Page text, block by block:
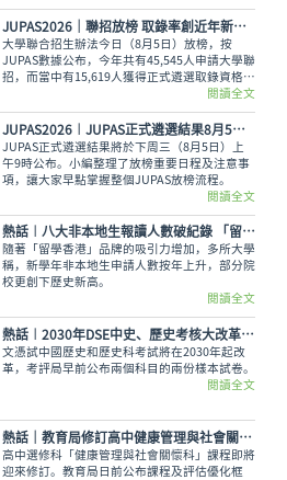
的升學講座，除了介紹兩地熱門課程，也會簡介
簽證及生活費等重要資訊。
JUPAS2026｜聯招放榜 取錄率創近年新低 同學宜尋求聯招以外出路
大學聯合招生辦法今日（8月5日）放榜，按
JUPAS數據公布，今年共有45,545人申請大學聯
招，而當中有15,619人獲得正式遴選取錄資格，
佔整體申請人數僅34.29%，創下近年新低。即
使如此，未獲錄取的同學也不用氣餒，還可以多
留意聯招以外的選擇呢。
閱讀全文
JUPAS2026︱JUPAS正式遴選結果8月5日公布 一文看清放榜重要日程及注意事項
JUPAS正式遴選結果將於下周三（8月5日）上
午9時公布。小編整理了放榜重要日程及注意事
項，讓大家早點掌握整個JUPAS放榜流程。
閱讀全文
熱話︱八大非本地生報讀人數破紀錄 「留學香港」吸引力大增
隨著「留學香港」品牌的吸引力增加，多所大學
稱，新學年非本地生申請人數按年上升，部分院
校更創下歷史新高。
閱讀全文
熱話︱2030年DSE中史、歷史考核大改革 考評局上載樣本試卷
文憑試中國歷史和歷史科考試將在2030年起改
革，考評局早前公布兩個科目的兩份樣本試卷。
閱讀全文
熱話｜教育局修訂高中健康管理與社會關懷科課程框架 刪選修單元 增災害管理概念等課題
高中選修科「健康管理與社會關懷科」課程即將
迎來修訂。教育局日前公布課程及評估優化框